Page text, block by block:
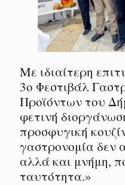
Με ιδιαίτερη
3ο Φεστιβάλ
Προϊόντων του
φετινή
προσφυγική
γαστρονομία δεν
αλλά και μνήμη,
ταυτότητα.»